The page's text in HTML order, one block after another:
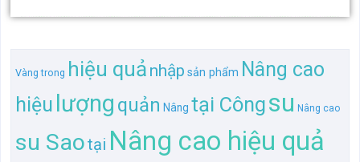
Vàng trong hiệu quả nhập sản phẩm Nâng cao
hiệu lượng quản Nâng tại Côngsu Nâng cao
su Saotại Nâng cao hiệu quả